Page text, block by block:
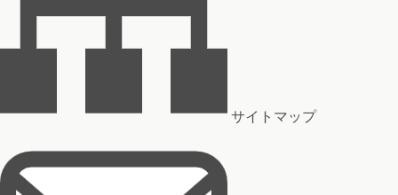
サイトマップ